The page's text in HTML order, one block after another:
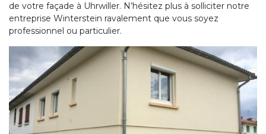
de votre façade à Uhrwiller. N’hésitez plus à solliciter notre
entreprise Winterstein ravalement que vous soyez
professionnel ou particulier.